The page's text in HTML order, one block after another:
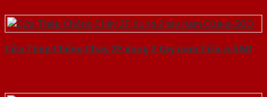
Cửa Thép Chống Cháy 2P dung 2 tay nam Cửa-a-SGD